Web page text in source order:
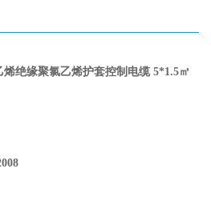
绝缘聚氯乙烯护套控制电缆 5*1.5㎡